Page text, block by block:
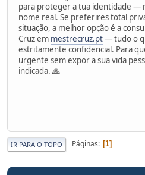
para proteger a tua identidade —
nome real. Se preferires total
situação, a melhor opção é a
Cruz em mestrecruz.pt— tudo o
estritamente confidencial. Para
urgente sem expor a sua vida
indicada. 🙏
IR PARA O TOPO Páginas 1